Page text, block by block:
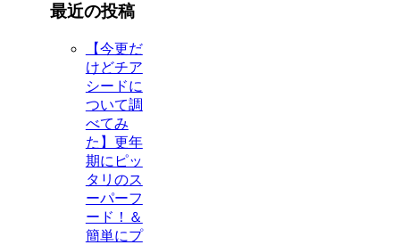
最近の投稿
【今更だ
けどチア
シードに
ついて調
べてみ
た】更年
期にピッ
タリのス
ーパーフ
ード！＆
簡単にプ